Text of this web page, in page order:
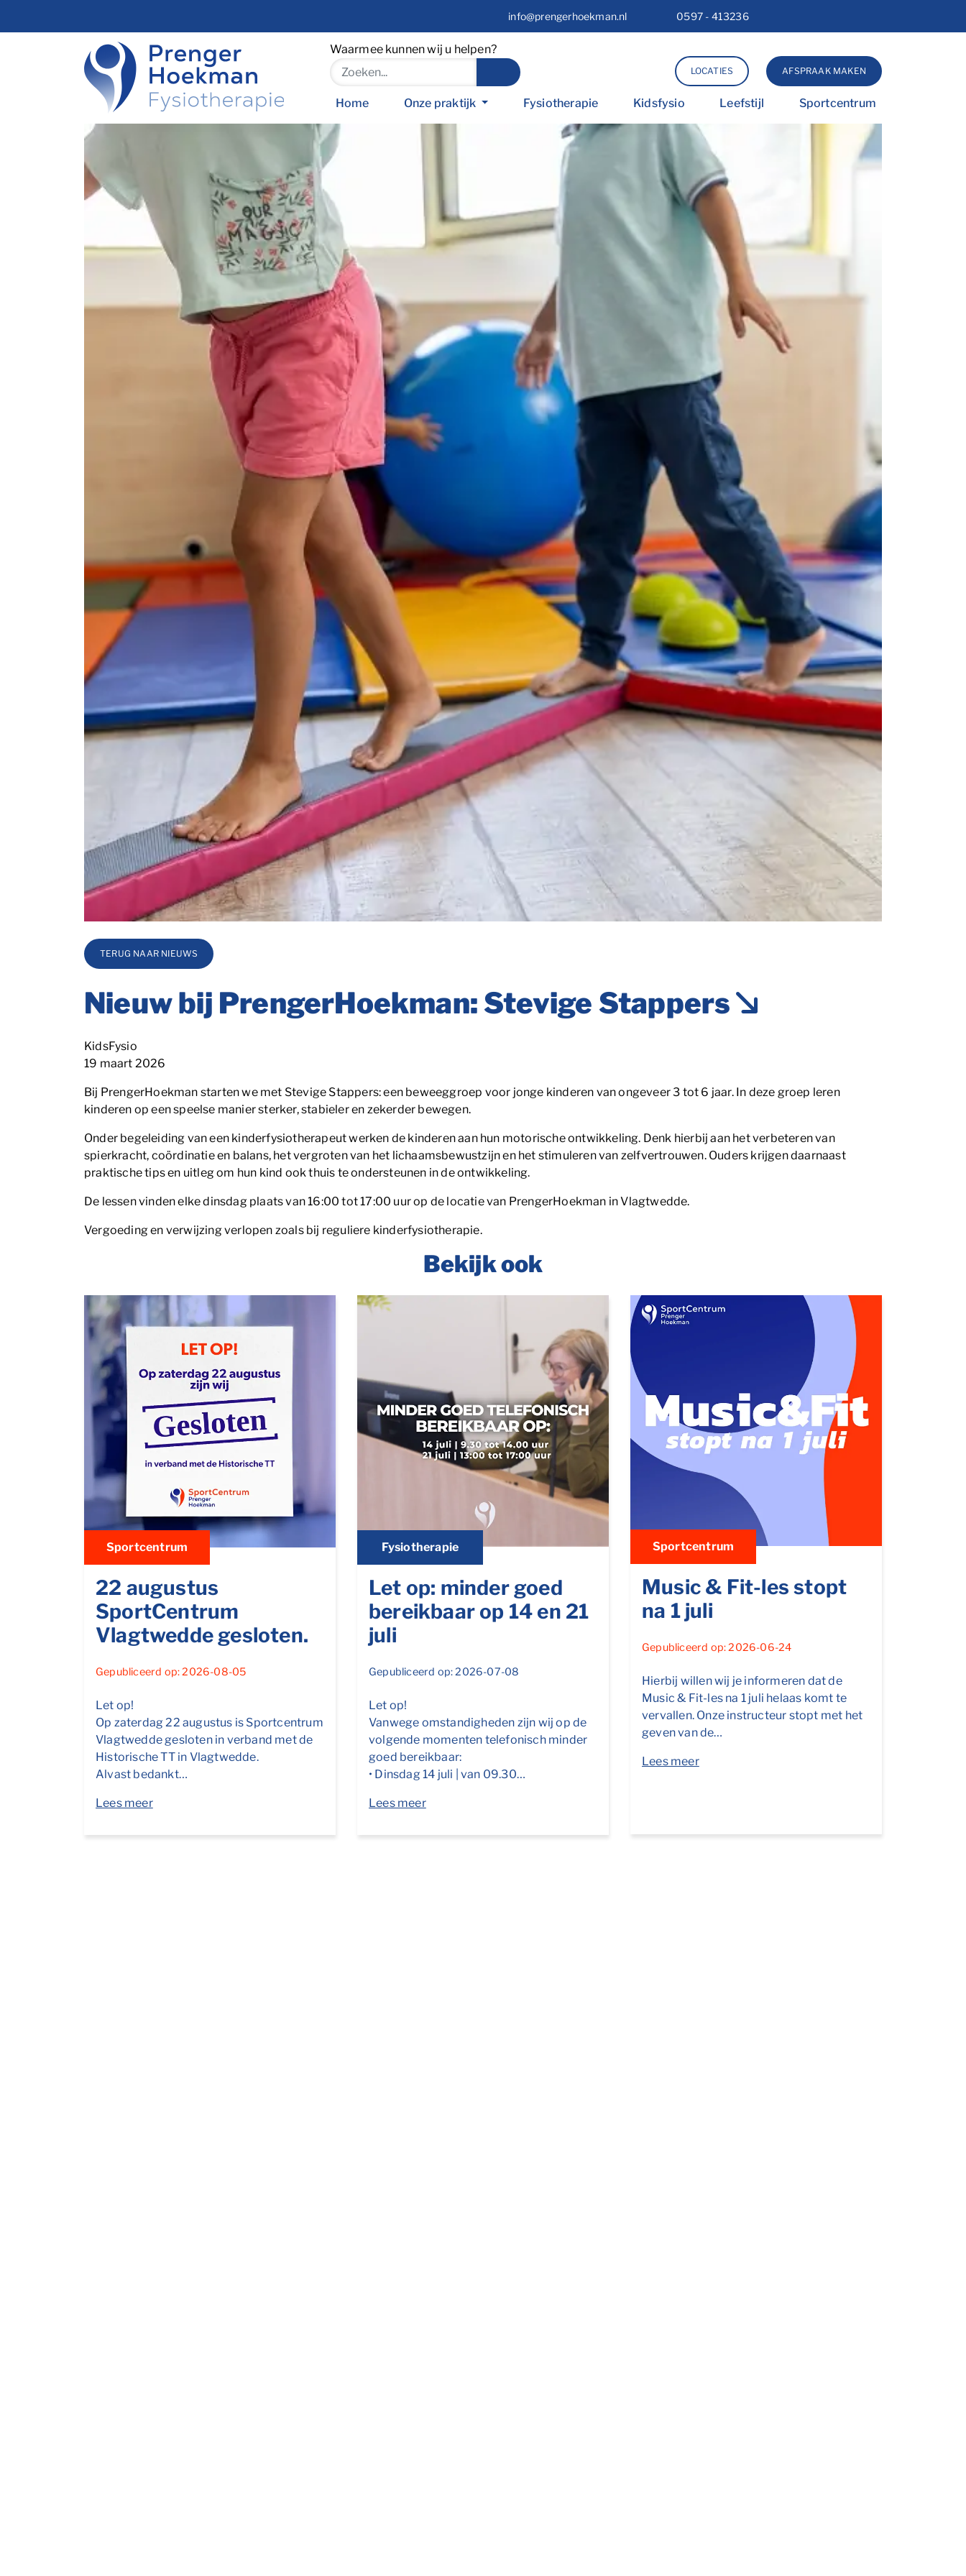
info@prengerhoekman.nl
0597 - 413236
Lettergrootte vergroten
Lettergrootte verkleinen
Hoog contrast wisselen
Waarmee kunnen wij u helpen?
LOCATIES AFSPRAAK MAKEN
Home Onze praktijk Fysiotherapie Kidsfysio Leefstijl Sportcentrum
TERUG NAAR NIEUWS
Nieuw bij PrengerHoekman: Stevige Stappers
Categorie
KidsFysio
Blog_field_Datum
19 maart 2026
Bij PrengerHoekman starten we met Stevige Stappers: een beweeggroep voor jonge kinderen van ongeveer 3 tot 6 jaar. In deze groep leren
kinderen op een speelse manier sterker, stabieler en zekerder bewegen.
Onder begeleiding van een kinderfysiotherapeut werken de kinderen aan hun motorische ontwikkeling. Denk hierbij aan het verbeteren van
spierkracht, coördinatie en balans, het vergroten van het lichaamsbewustzijn en het stimuleren van zelfvertrouwen. Ouders krijgen daarnaast
praktische tips en uitleg om hun kind ook thuis te ondersteunen in de ontwikkeling.
De lessen vinden elke dinsdag plaats van 16:00 tot 17:00 uur op de locatie van PrengerHoekman in Vlagtwedde.
Vergoeding en verwijzing verlopen zoals bij reguliere kinderfysiotherapie.
Bekijk ook
Sportcentrum
22 augustus
SportCentrum
Vlagtwedde gesloten.
Gepubliceerd op: 2026-08-05
Let op!
Op zaterdag 22 augustus is Sportcentrum
Vlagtwedde gesloten in verband met de
Historische TT in Vlagtwedde.
Alvast bedankt…
Lees meer
Fysiotherapie
Let op: minder goed
bereikbaar op 14 en 21
juli
Gepubliceerd op: 2026-07-08
Let op!
Vanwege omstandigheden zijn wij op de
volgende momenten telefonisch minder
goed bereikbaar:
• Dinsdag 14 juli | van 09.30…
Lees meer
Sportcentrum
Music & Fit-les stopt
na 1 juli
Gepubliceerd op: 2026-06-24
Hierbij willen wij je informeren dat de
Music & Fit-les na 1 juli helaas komt te
vervallen. Onze instructeur stopt met het
geven van de…
Lees meer